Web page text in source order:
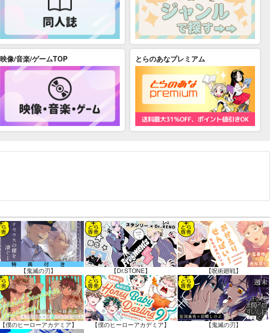
映像/音楽/ゲームTOP とらのあなプレミアム
掲載）
更新｜2025.12.30 掲載）
掲載）
【鬼滅の刃】 【Dr.STONE】 【呪術廻戦】
【僕のヒーローアカデミア】 【僕のヒーローアカデミア】 【鬼滅の刃】